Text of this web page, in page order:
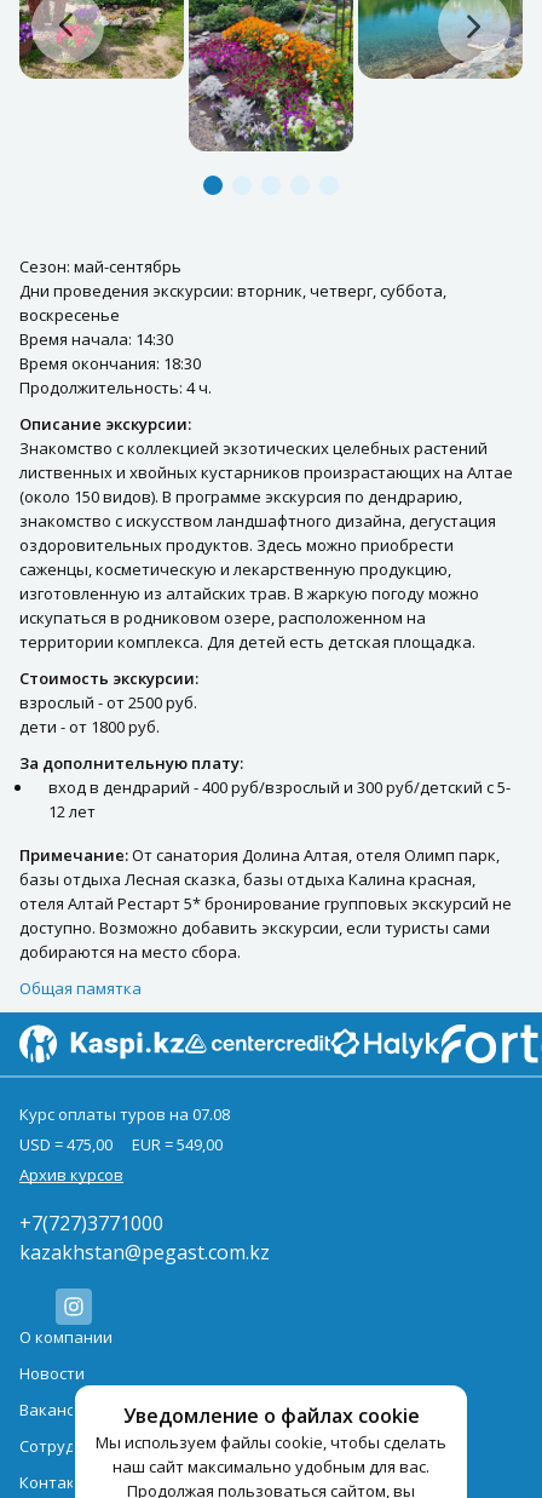
Сезон: май-сентябрь
Дни проведения экскурсии: вторник, четверг, суббота,
воскресенье
Время начала: 14:30
Время окончания: 18:30
Продолжительность: 4 ч.
Описание экскурсии:
Знакомство с коллекцией экзотических целебных растений
лиственных и хвойных кустарников произрастающих на Алтае
(около 150 видов). В программе экскурсия по дендрарию,
знакомство с искусством ландшафтного дизайна, дегустация
оздоровительных продуктов. Здесь можно приобрести
саженцы, косметическую и лекарственную продукцию,
изготовленную из алтайских трав. В жаркую погоду можно
искупаться в родниковом озере, расположенном на
территории комплекса. Для детей есть детская площадка.
Стоимость экскурсии:
взрослый - от 2500 руб.
дети - от 1800 руб.
За дополнительную плату:
вход в дендрарий - 400 руб/взрослый и 300 руб/детский с 5-
12 лет
Примечание:От санатория Долина Алтая, отеля Олимп парк,
базы отдыха Лесная сказка, базы отдыха Калина красная,
отеля Алтай Рестарт 5* бронирование групповых экскурсий не
доступно. Возможно добавить экскурсии, если туристы сами
добираются на место сбора.
Общая памятка
Уведомление о файлах cookie
Мы используем файлы cookie, чтобы сделать
наш сайт максимально удобным для вас.
Продолжая пользоваться сайтом, вы
Курс оплаты туров на 07.08
USD = 475,00
EUR = 549,00
Архив курсов
+7(727)3771000
kazakhstan@pegast.com.kz
О компании
Новости
Вакансии
Сотрудничество
Контактная информация